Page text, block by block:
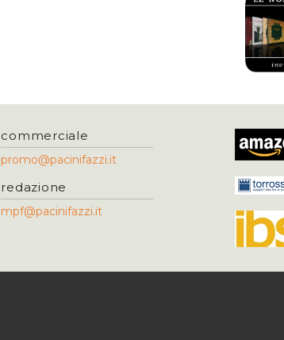
commerciale
promo@pacinifazzi.it
redazione
mpf@pacinifazzi.it